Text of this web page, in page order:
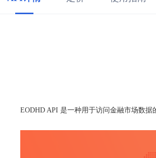
EODHD API 是一种用于访问金融市场数